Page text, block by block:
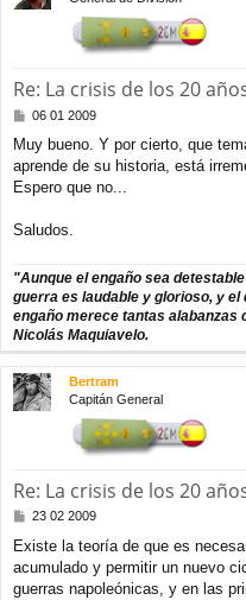
Re: La crisis de los 20
M
n
s
a
e
06 01 2009
Muy bueno. Y por cierto, que
aprende de su historia, está
Espero que no...
Saludos.
"Aunque el engaño sea
guerra es laudable y glorioso, y el
engaño merece tantas alabanzas
Nicolás Maquiavelo.
Bertram
Capitán General
Re: La crisis de los 20
M
n
s
a
23 02 2009
Existe la teoría de que es
acumulado y permitir un nuevo
guerras napoleónicas, y en las